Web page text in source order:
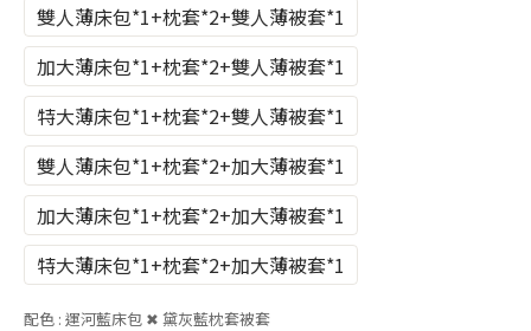
雙人薄床包*1+枕套*2+雙人薄被套*1
加大薄床包*1+枕套*2+雙人薄被套*1
特大薄床包*1+枕套*2+雙人薄被套*1
雙人薄床包*1+枕套*2+加大薄被套*1
加大薄床包*1+枕套*2+加大薄被套*1
特大薄床包*1+枕套*2+加大薄被套*1
配色 : 運河藍床包 ✖ 黛灰藍枕套被套